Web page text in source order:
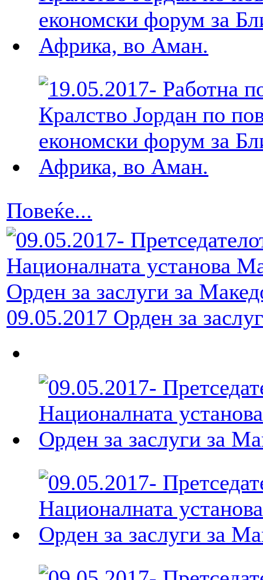
Повеќе...
09.05.2017 Орден за